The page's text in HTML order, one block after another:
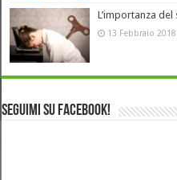
L’importanza del
13 Febbraio 2018
Seguimi su Facebook!